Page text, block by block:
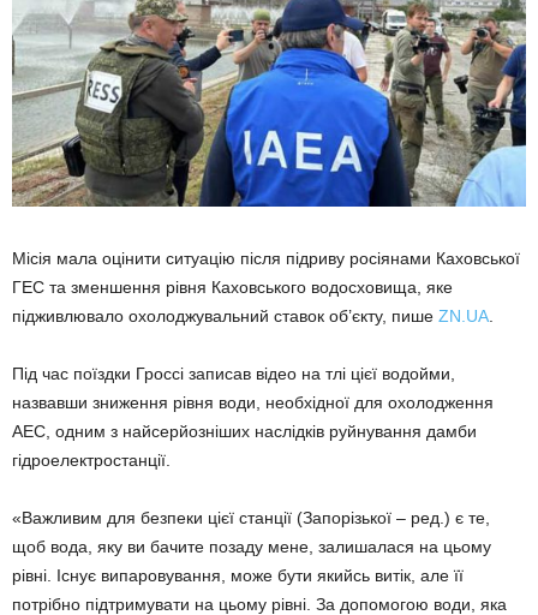
Місія мала оцінити ситуацію після підриву росіянами Каховської
ГЕС та зменшення рівня Каховського водосховища, яке
підживлювало охолоджувальний ставок об’єкту, пише ZN.UA
Під час поїздки Гроссі записав відео на тлі цієї водойми,
назвавши зниження рівня води, необхідної для охолодження
АЕС, одним з найсерйозніших наслідків руйнування дамби
гідроелектростанції.
«Важливим для безпеки цієї станції (Запорізької – ред.) є те,
щоб вода, яку ви бачите позаду мене, залишалася на цьому
рівні. Існує випаровування, може бути якийсь витік, але її
потрібно підтримувати на цьому рівні. За допомогою води, яка